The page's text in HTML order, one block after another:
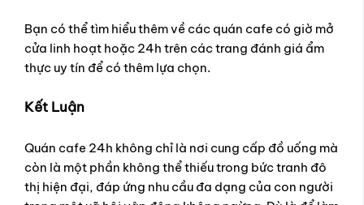
Bạn có thể tìm hiểu thêm về các quán cafe có giờ mở
cửa linh hoạt hoặc 24h trên các trang đánh giá ẩm
thực uy tín để có thêm lựa chọn.
Kết Luận
Quán cafe 24h không chỉ là nơi cung cấp đồ uống mà
còn là một phần không thể thiếu trong bức tranh đô
thị hiện đại, đáp ứng nhu cầu đa dạng của con người